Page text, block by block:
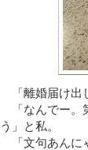
「離婚届け出
「なんでー。
う」と私。
「文句あんに